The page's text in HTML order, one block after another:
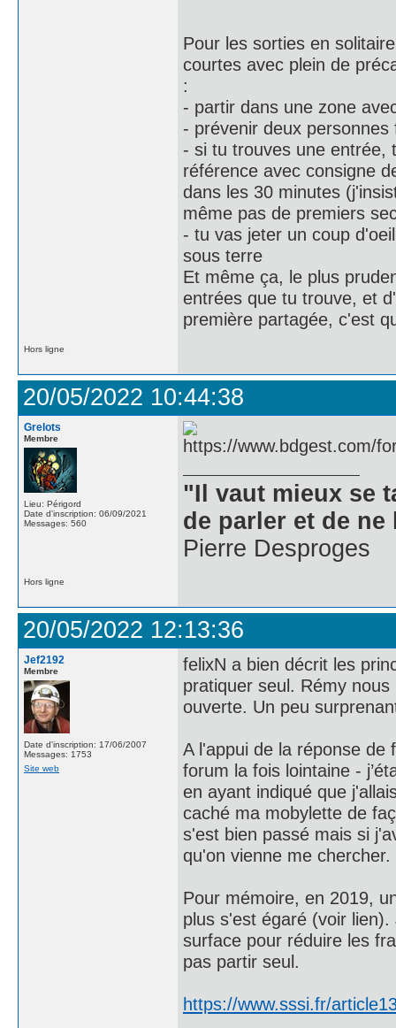
Pour les sorties en
courtes avec plein de
:
- partir dans une zone
- prévenir deux
- si tu trouves une entrée,
référence avec consigne
dans les 30 minutes
même pas de premiers
- tu vas jeter un coup
sous terre
Et même ça, le plus
entrées que tu trouve, et
première partagée, c'est
Hors ligne
20/05/2022 10:44:38
Grelots
Membre
Lieu: Périgord
Date d'inscription: 06/09/2021
Messages: 560
"Il vaut mieux se
de parler et de
Pierre Desproges
Hors ligne
20/05/2022 12:13:36
Jef2192
Membre
Date d'inscription: 17/06/2007
Messages: 1753
Site web
felixN a bien décrit les
pratiquer seul. Rémy
ouverte. Un peu
A l'appui de la réponse de
forum la fois lointaine -
en ayant indiqué que
caché ma mobylette de
s'est bien passé mais si
qu'on vienne me chercher.
Pour mémoire, en 2019,
plus s'est égaré (voir
surface pour réduire les
pas partir seul.
https://www.sssi.fr/